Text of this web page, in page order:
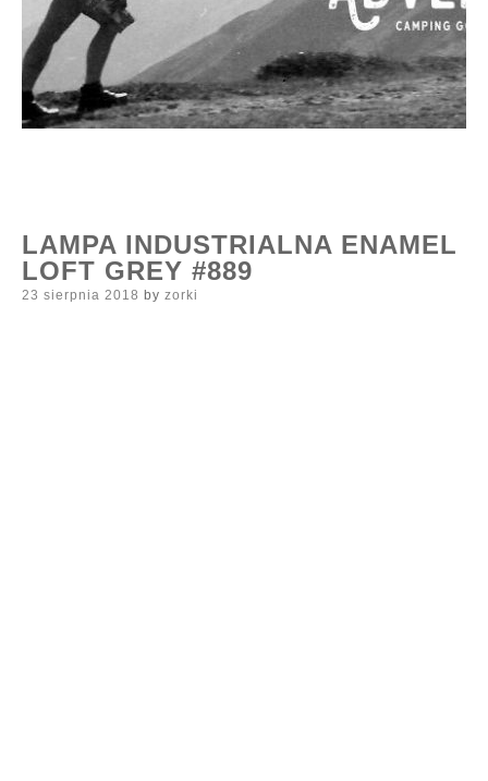
LAMPA INDUSTRIALNA ENAMEL
LOFT GREY #889
Posted
23 sierpnia 2018 by zorki